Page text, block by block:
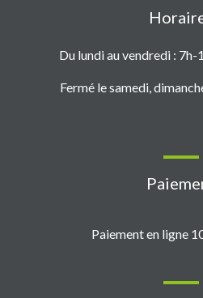
Du lundi au vendredi :
Fermé le samedi,
Paiement en ligne